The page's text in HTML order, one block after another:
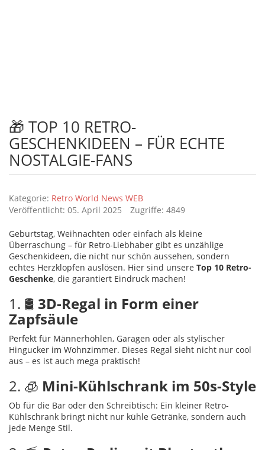
🎁 TOP 10 RETRO-
GESCHENKIDEEN – FÜR ECHTE
NOSTALGIE-FANS
Details
Kategorie: Retro World News WEB
Veröffentlicht: 05. April 2025
Zugriffe: 4849
Geburtstag, Weihnachten oder einfach als kleine
Überraschung – für Retro-Liebhaber gibt es unzählige
Geschenkideen, die nicht nur schön aussehen, sondern
echtes Herzklopfen auslösen. Hier sind unsere Top 10 Retro-
Geschenke, die garantiert Eindruck machen!
1. 🛢️ 3D-Regal in Form einer
Zapfsäule
Perfekt für Männerhöhlen, Garagen oder als stylischer
Hingucker im Wohnzimmer. Dieses Regal sieht nicht nur cool
aus – es ist auch mega praktisch!
2. 🧊 Mini-Kühlschrank im 50s-Style
Ob für die Bar oder den Schreibtisch: Ein kleiner Retro-
Kühlschrank bringt nicht nur kühle Getränke, sondern auch
jede Menge Stil.